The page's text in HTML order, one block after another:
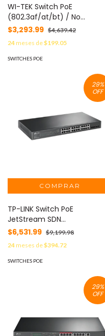
WI-TEK Switch PoE
(802.3af/at/bt) / No
administrable de largo
alcance / Hasta 250m / Con
24 x 10/100Mbps + 2 x SFP
Gigabit Combo / 250 W
$3,293.99 $4,639.42
24meses de$199.05
SWITCHES POE
29%
OFF
TP-LINK Switch PoE
JetStream SDN
Administrable 24 puertos
10/100/1000 Mbps + 4
puertos SFP, 24 puertos PoE,
250W, administración
$6,531.99 $9,199.98
24meses de$394.72
SWITCHES POE
29%
OFF